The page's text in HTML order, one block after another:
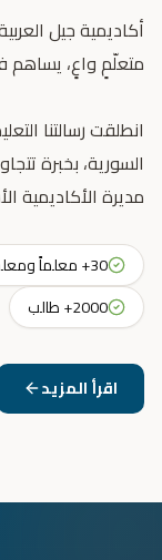
أكاديمية جيل
مديرة الأكاديمية
30+ معلماً ومعلمة
2000+ طالب
اقرأ المزيد